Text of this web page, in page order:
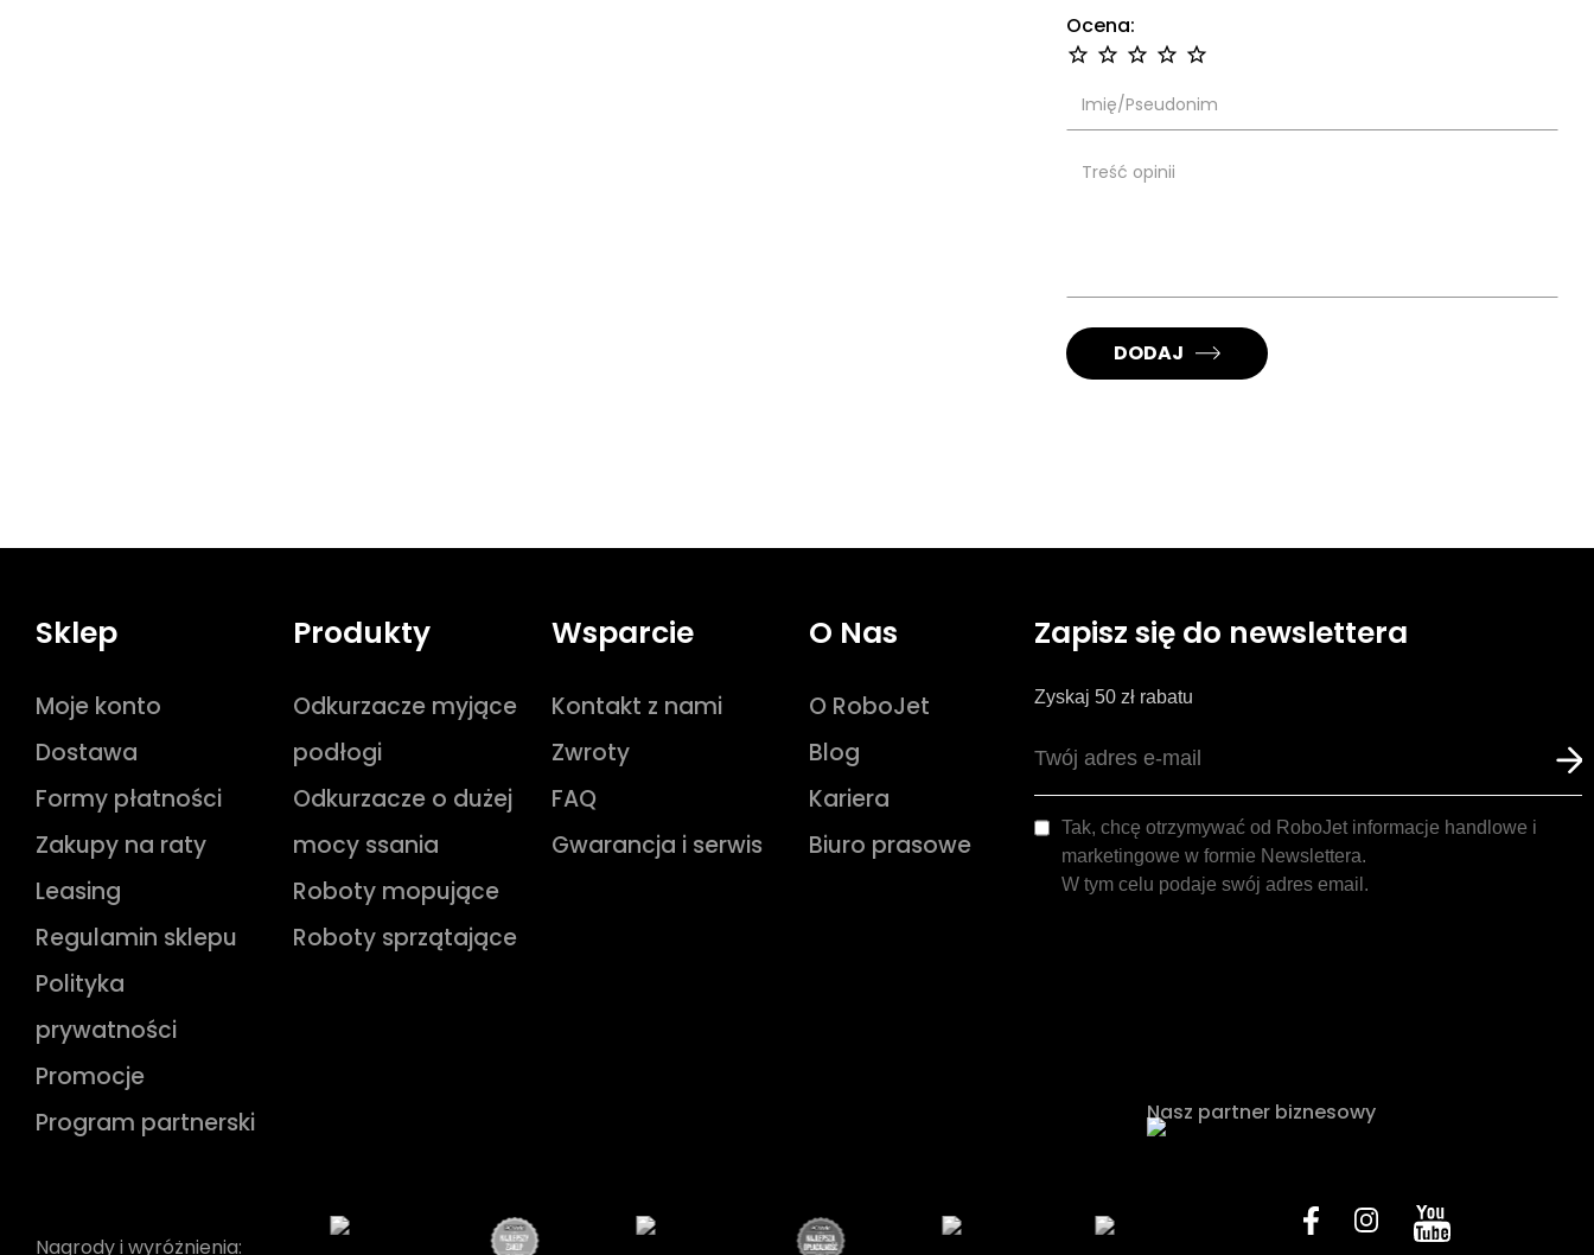
Ocena:
DODAJ
Sklep
Moje konto
Dostawa
Formy płatności
Zakupy na raty
Leasing
Regulamin sklepu
Polityka
prywatności
Promocje
Program partnerski
Produkty
Odkurzacze myjące
podłogi
Odkurzacze o dużej
mocy ssania
Roboty mopujące
Roboty sprzątające
Wsparcie
Kontakt z nami
Zwroty
FAQ
Gwarancja i serwis
O Nas
O RoboJet
Blog
Kariera
Biuro prasowe
Zapisz się do newslettera
Zyskaj 50 zł rabatu
Tak, chcę otrzymywać od RoboJet informacje handlowe i
marketingowe w formie Newslettera.
W tym celu podaje swój adres email.
Nasz partner biznesowy
Nagrody i wyróżnienia: